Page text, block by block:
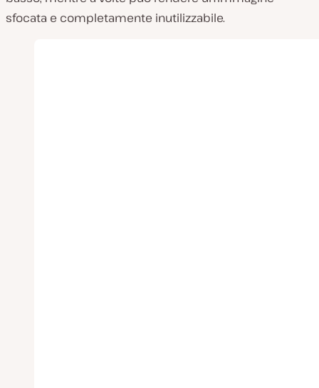
sfocata e completamente inutilizzabile.